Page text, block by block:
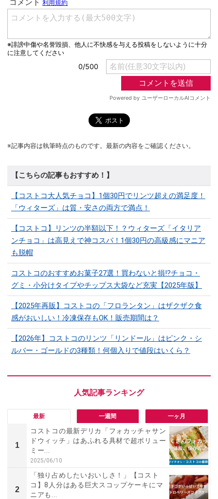
※記事内容は執筆時点のものです。最新の内容をご確認ください。
【こちらの記事もおすすめ！】
【コストコ大人気チョコ】1個30円でリンツ超えの満足度！
「ウィターズ」は質・安さの両方で満点！
【コストコ】リンツの半額以下！？ウィターズ「イタリア
ンチョコ」は高見えで神コスパ！1個30円の高級感にマニア
も脱帽
コストコのおすすめお菓子27選！買わないと損⁉チョコ・
グミ・小分けタイプやチップス大袋など充実【2025年版】
【2025年再販】コストコの「フロランタン」はザクザク食
感がおいしい！冷凍保存もOK！販売期間は？
【2026年】コストコのリンツ「リンドール」はピンク・シ
ルバー・ゴールドの3種類！何個入りで値段はいくら？
最新 一週間 一ヶ月
1
コストコの最新デリカ「フォカッチャサン
ドウィッチ」はあふれる具材で超ボリュー
ミー...
2025/06/10
2
「独り占めしたいおいしさ！」【コスト
コ】8人分はある巨大スコップケーキにマ
ニアも...